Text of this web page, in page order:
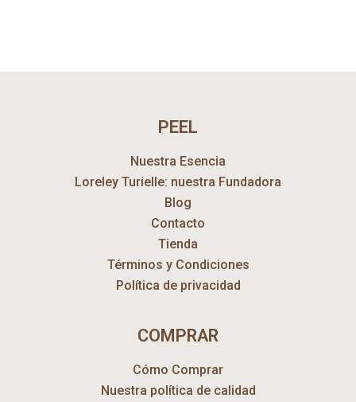
PEEL
Nuestra Esencia
Loreley Turielle: nuestra Fundadora
Blog
Contacto
Tienda
Términos y Condiciones
Política de privacidad
COMPRAR
Cómo Comprar
Nuestra política de calidad